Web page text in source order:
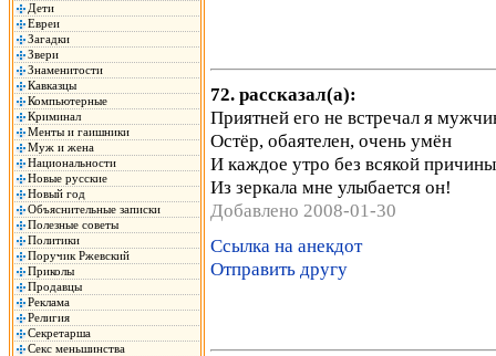
Дети
Евреи
Загадки
Звери
Знаменитости
Кавказцы
Компьютерные
Криминал
Менты и гаишники
Муж и жена
Национальности
Новые русские
Новый год
Объяснительные записки
Полезные советы
Политики
Поручик Ржевский
Приколы
Продавцы
Реклама
Религия
Секретарша
Секс меньшинства
72. рассказал(а):
Приятней его не встречал я
Остёр, обаятелен, очень умён
И каждое утро без всякой причины
Из зеркала мне улыбается он!
Добавлено 2008-01-30
Ссылка на анекдот
Отправить другу